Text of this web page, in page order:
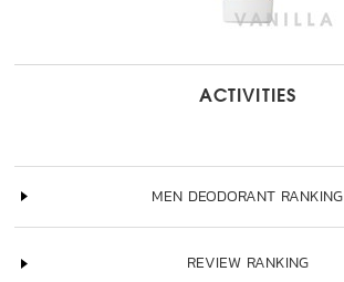
ACTIVITIES
MEN DEODORANT RANKING
REVIEW RANKING